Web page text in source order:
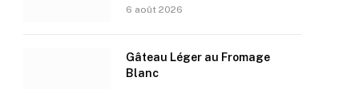
6 août 2026
Gâteau Léger au Fromage
Blanc